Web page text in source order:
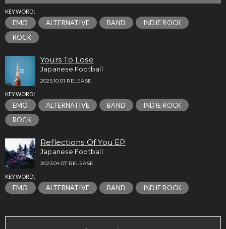
KEYWORD:
EMO ALTERNATIVE BAND
INDIE ROCK
ROCK
Yours To Lose
Japanese Football
2025.10.01 RELEASE
KEYWORD:
EMO ALTERNATIVE BAND
INDIE ROCK
ROCK
Reflections Of You EP
Japanese Football
2023.04.07 RELEASE
KEYWORD:
EMO ALTERNATIVE BAND INDIE ROCK